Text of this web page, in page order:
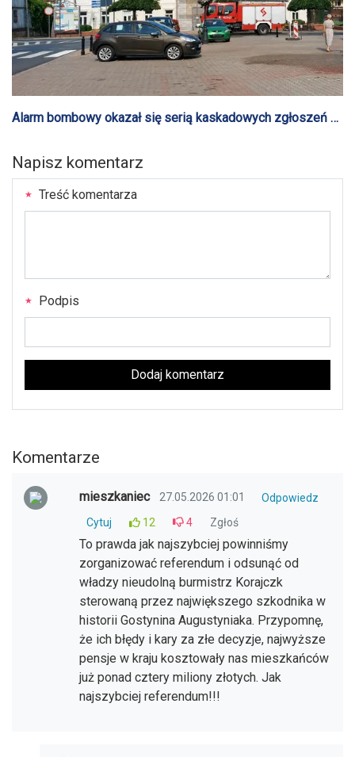
Alarm bombowy okazał się serią kaskadowych zgłoszeń w
Napisz komentarz
Treść komentarza
Podpis
Dodaj komentarz
Komentarze
mieszkaniec 27.05.2026 01:01
Odpowiedz
Cytuj
12 4 Zgłoś
To prawda jak najszybciej powinniśmy
zorganizować referendum i odsunąć od
władzy nieudolną burmistrz Korajczk
sterowaną przez największego szkodnika w
historii Gostynina Augustyniaka. Przypomnę,
że ich błędy i kary za złe decyzje, najwyższe
pensje w kraju kosztowały nas mieszkańców
już ponad cztery miliony złotych. Jak
najszybciej referendum!!!